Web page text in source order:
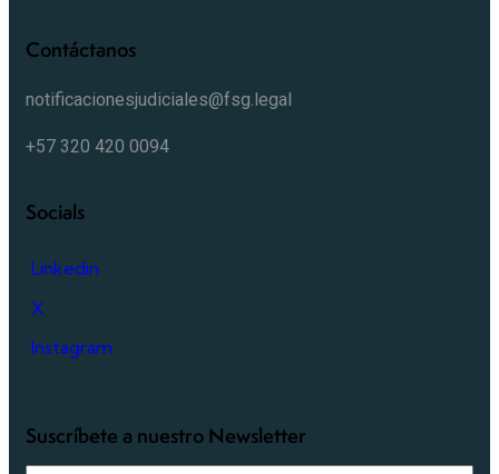
Contáctanos
notificacionesjudiciales@fsg.legal
+57 320 420 0094
Socials
Linkedin
X
Instagram
Suscríbete a nuestro Newsletter